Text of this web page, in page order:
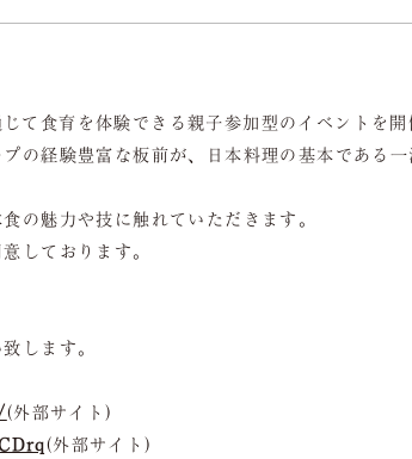
お顔合わせ
Introduction
て食育を体験できる親子参加型のイベントを開
の経験豊富な板前が、日本料理の基本である
の魅力や技に触れていただきます。
しております。
します。
(外部サイト)
(外部サイト)